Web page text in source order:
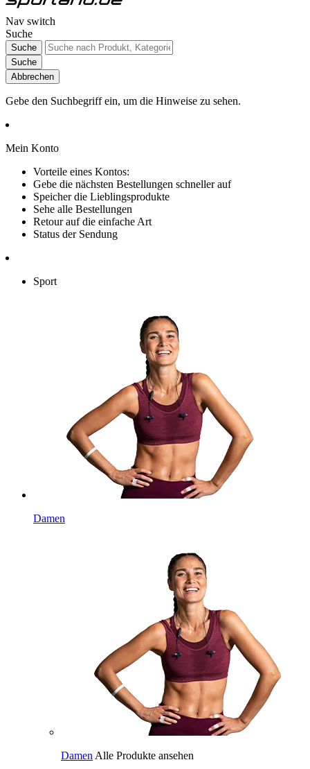
Nav switch
Suche
Suche
Suche
Abbrechen
Gebe den Suchbegriff ein, um die Hinweise zu sehen.
Mein Konto
Vorteile eines Kontos:
Gebe die nächsten Bestellungen schneller auf
Speicher die Lieblingsprodukte
Sehe alle Bestellungen
Retour auf die einfache Art
Status der Sendung
Sport
Damen
Damen Alle Produkte ansehen